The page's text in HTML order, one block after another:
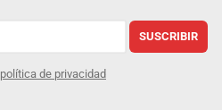
SUSCRIBIR
política de privacidad